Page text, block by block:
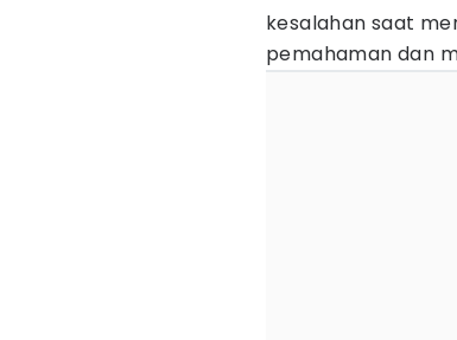
kesalahan saat
pemahaman dan